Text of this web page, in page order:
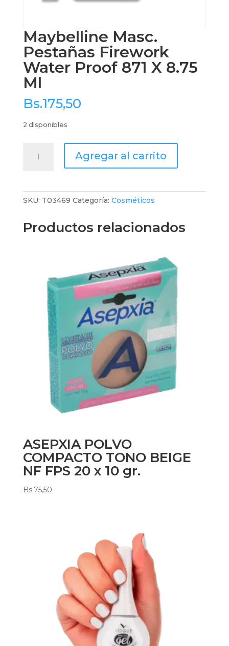
Maybelline Masc.
Pestañas Firework
Water Proof 871 X 8.75
Ml
Bs.175,50
2 disponibles
Masc.
X
Agregar al carrito
SKU: T03469 Categoría: Cosméticos
Productos relacionados
ASEPXIA POLVO
COMPACTO TONO BEIGE
NF FPS 20 x 10 gr.
Bs.75,50